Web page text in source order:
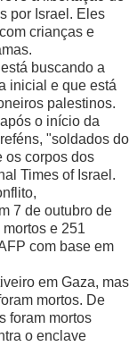
por Israel. Eles
crianças e
buscando a
inicial e que está
palestinos.
o início da
"soldados do
os corpos dos
Times of Israel.
7 de outubro de
e 251
com base em
em Gaza, mas
mortos. De
foram mortos
o enclave